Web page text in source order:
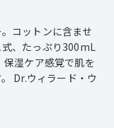
コットンに含ませ
、たっぷり300mL
湿ケア感覚で肌を
Dr.ウィラード・ウ